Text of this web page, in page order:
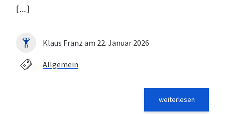
[…]
Klaus Franz am 22. Januar 2026
Allgemein
weiterlesen